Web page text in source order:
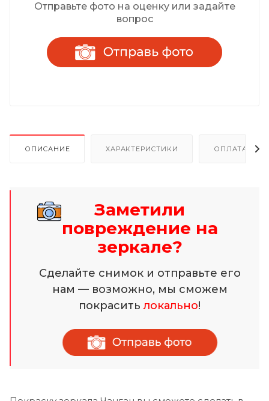
Отправьте фото на оценку или задайте
вопрос
ОПИСАНИЕ ХАРАКТЕРИСТИКИ ОПЛАТА И
Заметили
повреждение на
зеркале?
Сделайте снимок и отправьте его
нам — возможно, мы сможем
покраситьлокально!